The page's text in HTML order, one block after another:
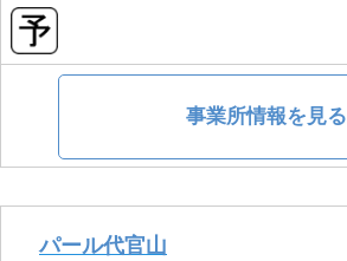
事業所情報を見る
パール代官山